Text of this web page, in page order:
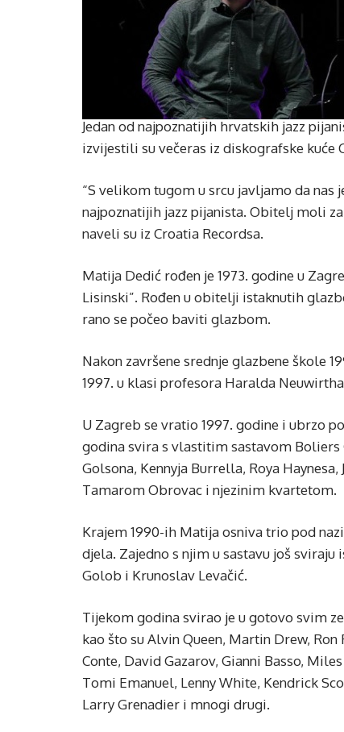
Jedan od najpoznatijih hrvatskih jazz
izvijestili su večeras iz diskografske kuće
“S velikom tugom u srcu javljamo da nas
najpoznatijih jazz pijanista. Obitelj moli
naveli su iz Croatia Recordsa.
Matija Dedić rođen je 1973. godine u
Lisinski”. Rođen u obitelji istaknutih
rano se počeo baviti glazbom.
Nakon završene srednje glazbene škole
1997. u klasi profesora Haralda
U Zagreb se vratio 1997. godine i ubrzo
godina svira s vlastitim sastavom
Golsona, Kennyja Burrella, Roya
Tamarom Obrovac i njezinim kvartetom.
Krajem 1990-ih Matija osniva trio pod
djela. Zajedno s njim u sastavu još
Golob i Krunoslav Levačić.
Tijekom godina svirao je u gotovo svim
kao što su Alvin Queen, Martin Drew,
Conte, David Gazarov, Gianni Basso,
Tomi Emanuel, Lenny White, Kendrick
Larry Grenadier i mnogi drugi.